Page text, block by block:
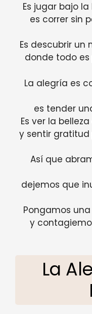
Es jugar bajo
es correr sin
Es descubrir un
donde todo es
La alegría es
es tender
Es ver la
y sentir gratitud
Así que
dejemos que
Pongamos
y
La